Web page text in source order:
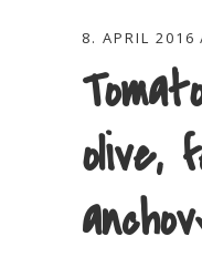
8. APRIL 2016
olive,